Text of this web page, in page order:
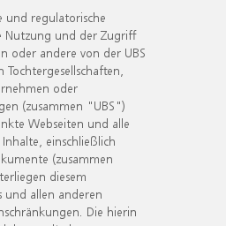
und regulatorische
Nutzung und der Zugriff
oder andere von der UBS
oder
(zusammen "UBS")
Webseiten und alle
einschließlich
(zusammen
diesem
und allen anderen
Die hierin